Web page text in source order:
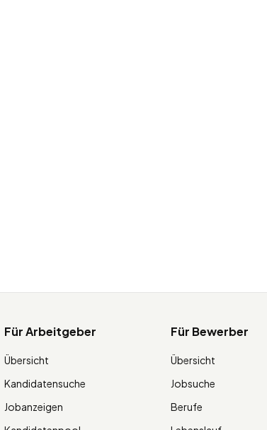
Für Arbeitgeber
Übersicht
Kandidatensuche
Jobanzeigen
Für Bewerber
Übersicht
Jobsuche
Berufe